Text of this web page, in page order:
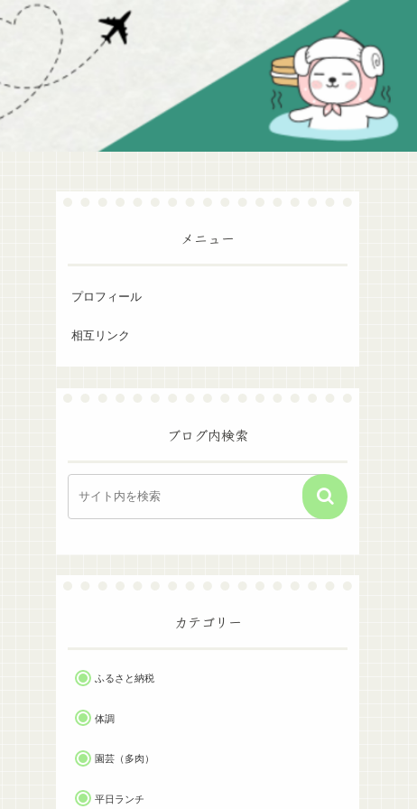
メニュー
プロフィール
相互リンク
ブログ内検索
カテゴリー
ふるさと納税
体調
園芸（多肉）
平日ランチ